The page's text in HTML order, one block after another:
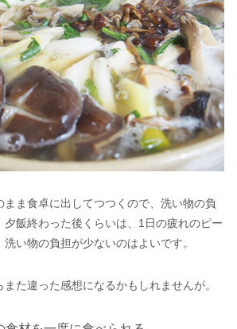
ま食卓に出してつつくので、洗い物の負
夕飯終わった後くらいは、1日の疲れのピー
い物の負担が少ないのはよいです。
た違った感想になるかもしれませんが。